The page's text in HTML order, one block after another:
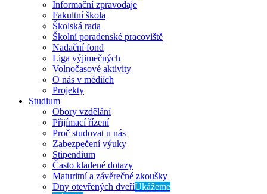
Informační zpravodaje
Fakultní škola
Školská rada
Školní poradenské pracoviště
Nadační fond
Liga výjimečných
Volnočasové aktivity
O nás v médiích
Projekty
Studium
Obory vzdělání
Přijímací řízení
Proč studovat u nás
Zabezpečení výuky
Stipendium
Často kladené dotazy
Maturitní a závěrečné zkoušky
Dny otevřených dveříUkážeme